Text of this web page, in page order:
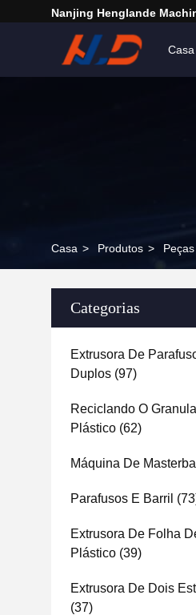
Nanjing Henglande
Casa
Casa > Produtos >
Categorias
Extrusora De
Duplos (97)
Reciclando O
Plástico (62)
Máquina De
Parafusos E Barril
Extrusora De Folha
Plástico (39)
Extrusora De Dois
(37)